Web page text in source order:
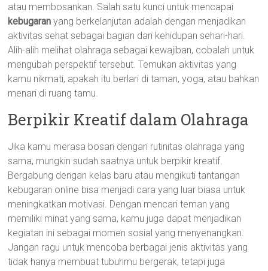
atau membosankan. Salah satu kunci untuk mencapai
kebugaran yang berkelanjutan adalah dengan menjadikan
aktivitas sehat sebagai bagian dari kehidupan sehari-hari.
Alih-alih melihat olahraga sebagai kewajiban, cobalah untuk
mengubah perspektif tersebut. Temukan aktivitas yang
kamu nikmati, apakah itu berlari di taman, yoga, atau bahkan
menari di ruang tamu.
Berpikir Kreatif dalam Olahraga
Jika kamu merasa bosan dengan rutinitas olahraga yang
sama, mungkin sudah saatnya untuk berpikir kreatif.
Bergabung dengan kelas baru atau mengikuti tantangan
kebugaran online bisa menjadi cara yang luar biasa untuk
meningkatkan motivasi. Dengan mencari teman yang
memiliki minat yang sama, kamu juga dapat menjadikan
kegiatan ini sebagai momen sosial yang menyenangkan.
Jangan ragu untuk mencoba berbagai jenis aktivitas yang
tidak hanya membuat tubuhmu bergerak, tetapi juga